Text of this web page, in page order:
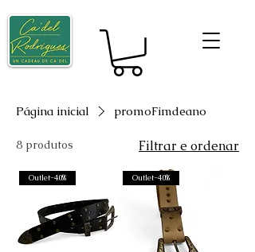
Página inicial promoFimdeano
8 produtos Filtrar e ordenar
Outlet-40% Outlet-40%